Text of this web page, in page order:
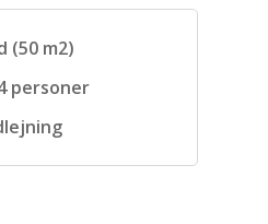
(50 m2)
personer